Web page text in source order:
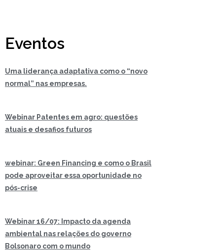
Eventos
Uma liderança adaptativa como o “novo
normal” nas empresas.
Webinar Patentes em agro: questões
atuais e desafios futuros
webinar: Green Financing e como o Brasil
pode aproveitar essa oportunidade no
pós-crise
Webinar 16/07: Impacto da agenda
ambiental nas relações do governo
Bolsonaro com o mundo